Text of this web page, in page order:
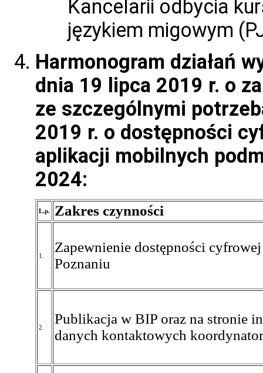
Kancelarii odbycia
językiem migowym
Harmonogram działań
dnia 19 lipca 2019 r. o
ze szczególnymi
2019 r. o dostępności
aplikacji mobilnych
2024:
L.p. Zakres czynności
1.
Zapewnienie dostępności
Poznaniu
2.
Publikacja w BIP oraz na stronie
danych kontaktowych